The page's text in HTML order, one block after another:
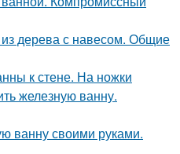
дерева с навесом. Общие
к стене. На ножки
железную ванну.
ванну своими руками.